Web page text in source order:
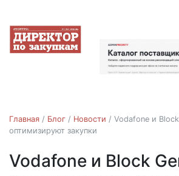
Главная / Блог / Новости / Vodafone и
оптимизируют закупки
Новости
Vodafone и Block